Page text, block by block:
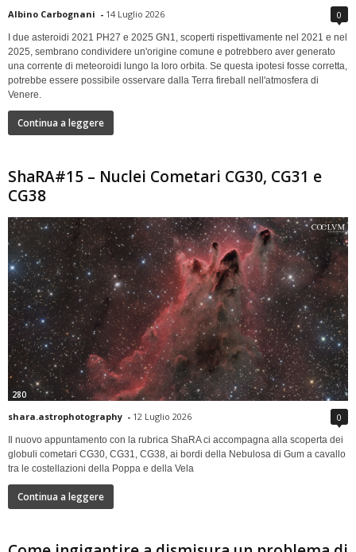
Albino Carbognani - 14 Luglio 2026 0
I due asteroidi 2021 PH27 e 2025 GN1, scoperti rispettivamente nel 2021 e nel
2025, sembrano condividere un'origine comune e potrebbero aver generato
una corrente di meteoroidi lungo la loro orbita. Se questa ipotesi fosse corretta,
potrebbe essere possibile osservare dalla Terra fireball nell'atmosfera di
Venere.
Continua a leggere
ShaRA#15 – Nuclei Cometari CG30, CG31 e
CG38
280
shara.astrophotography - 12 Luglio 2026 0
Il nuovo appuntamento con la rubrica ShaRA ci accompagna alla scoperta dei
globuli cometari CG30, CG31, CG38, ai bordi della Nebulosa di Gum a cavallo
tra le costellazioni della Poppa e della Vela
Continua a leggere